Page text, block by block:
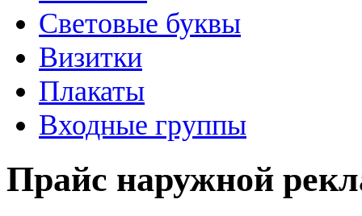
Световые буквы
Визитки
Плакаты
Входные группы
Прайс наружной